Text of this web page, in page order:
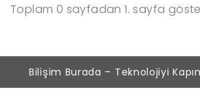
Toplam 0 sayfadan 1. sayfa
Bilişim Burada – Teknolojiyi